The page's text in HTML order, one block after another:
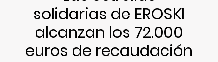
solidarias de EROSKI
alcanzan los 72.000
euros de recaudación